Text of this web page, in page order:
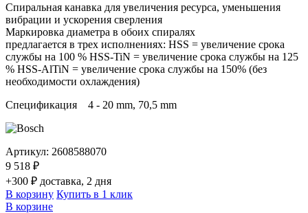
Спиральная канавка для увеличения ресурса, уменьшения
вибрации и ускорения сверления
Маркировка диаметра в обоих спиралях
предлагается в трех исполнениях: HSS = увеличение срока
службы на 100 % HSS-TiN = увеличение срока службы на 125
% HSS-AlTiN = увеличение срока службы на 150% (без
необходимости охлаждения)
Спецификация 4 - 20 mm, 70,5 mm
Артикул: 2608588070
9 518 ₽
+300 ₽ доставка, 2 дня
В корзину Купить в 1 клик
В корзине